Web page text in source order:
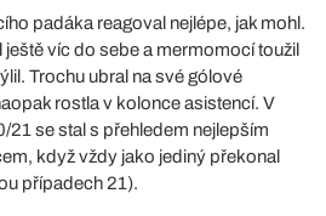
padáka reagoval nejlépe, jak mohl.
víc do sebe a mermomocí toužil
Trochu ubral na své gólové
rostla v kolonce asistencí. V
se stal s přehledem nejlepším
když vždy jako jediný překonal
případech 21).